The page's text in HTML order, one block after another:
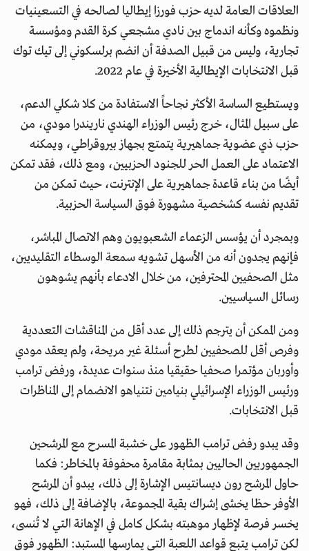
العلاقات العامة لديه حزب فورزا إيطاليا لصالحه في التسعينيات
ونظموه وكأنه اندماج بين نادي مشجعي كرة القدم ومؤسسة
تجارية، وليس من قبيل الصدفة أن انضم برلسكوني إلى تيك توك
قبل الانتخابات الإيطالية الأخيرة في عام 2022.
ويستطيع الساسة الأكثر نجاحاً الاستفادة من كلا شكلي الدعم،
على سبيل المثال، خرج رئيس الوزراء الهندي ناريندرا مودي، من
حزب ذي عضوية جماهيرية يتمتع بجهاز بيروقراطي، ويمكنه
الاعتماد على العمل الحر للجنود الحزبيين، ومع ذلك، فقد تمكن
أيضًا من بناء قاعدة جماهيرية على الإنترنت، حيث تمكن من
تقديم نفسه كشخصية مشهورة فوق السياسة الحزبية.
وبمجرد أن يؤسس الزعماء الشعبويون وهم الاتصال المباشر،
فإنهم يجدون أنه من الأسهل تشويه سمعة الوسطاء التقليديين،
مثل الصحفيين المحترفين، من خلال الادعاء بأنهم يشوهون
رسائل السياسيين.
ومن الممكن أن يترجم ذلك إلى عدد أقل من المناقشات التعددية
وفرص أقل للصحفيين لطرح أسئلة غير مريحة، ولم يعقد مودي
وأوربان مؤتمرا صحفيا حقيقيا منذ سنوات عديدة، ورفض ترامب
ورئيس الوزراء الإسرائيلي بنيامين نتنياهو الانضمام إلى المناظرات
قبل الانتخابات.
وقد يبدو رفض ترامب الظهور على خشبة المسرح مع المرشحين
الجمهوريين الحاليين بمثابة مقامرة محفوفة بالمخاطر: فكما
حاول المرشح رون ديسانتيس الإشارة إلى ذلك، يبدو أن المرشح
الأوفر حظا يخشى إشراك بقية المجموعة، بالإضافة إلى ذلك، فهو
يخسر فرصة لإظهار موهبته بشكل كامل في الإهانة التي لا تُنسى،
لكن ترامب يتبع قواعد اللعبة التي يمارسها المستبد: الظهور فوق